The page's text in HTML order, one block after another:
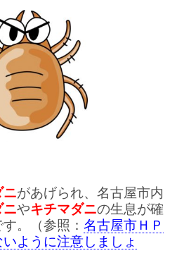
ニがあげられ、名古屋市内
ニやキチマダニの生息が確
。（参照： 名古屋市ＨＰ
いように注意しましょ